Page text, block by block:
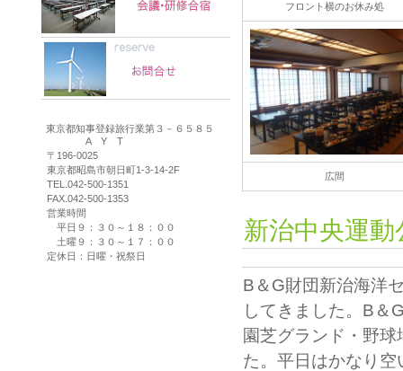
フロント横のお休み処
広間
新治中央運
B＆G財団新治海洋
してきました。B＆
園芝グランド・野
た。平日はかなり
東京都知事登録旅行業第３－６５８５
A Y T
〒196-0025
東京都昭島市朝日町1-3-14-2F
TEL.042-500-1351
FAX.042-500-1353
営業時間
平日９：３０～１８：００
土曜９：３０～１７：００
定休日：日曜・祝祭日